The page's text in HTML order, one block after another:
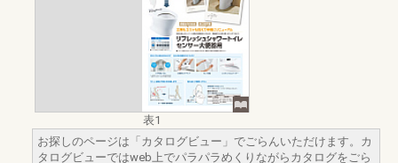
表1
お探しのページは「カタログビュー」でごらんいただけます。カ
タログビューではweb上でパラパラめくりながらカタログをごら